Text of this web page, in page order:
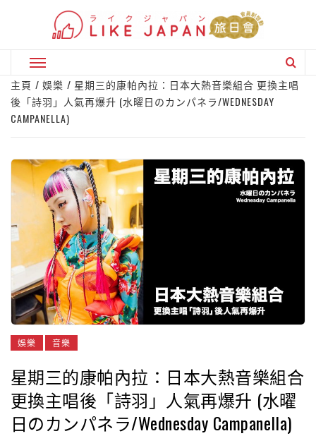
Primary
Menu
主頁 娛樂
星期三的康帕內拉：日本大熱音樂組合 更換主唱
後「詩羽」人氣再爆升 (水曜日のカンパネラ/WEDNESDAY
CAMPANELLA)
娛樂 音樂
星期三的康帕內拉：日本大熱音樂組合
更換主唱後「詩羽」人氣再爆升 (水曜
日のカンパネラ/Wednesday Campanella)